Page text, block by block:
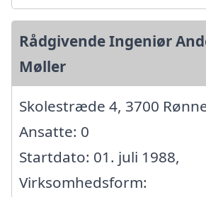
Rådgivende Ingeniør
Møller
Skolestræde 4, 3700
Ansatte: 0
Startdato: 01. juli 1988,
Virksomhedsform: